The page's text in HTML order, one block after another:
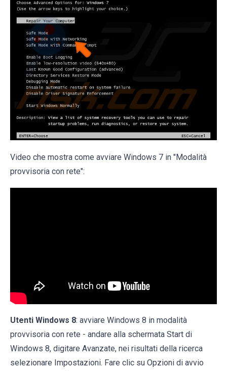
Video che mostra come avviare Windows 7 in "Modalità
provvisoria con rete":
Utenti Windows 8: avviare Windows 8 in modalità
provvisoria con rete - andare alla schermata Start di
Windows 8, digitare Avanzate, nei risultati della ricerca
selezionare Impostazioni. Fare clic su Opzioni di avvio